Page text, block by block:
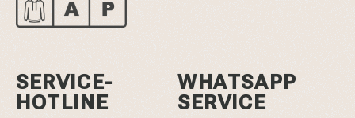
SERVICE-
HOTLINE
WHATSAPP
SERVICE